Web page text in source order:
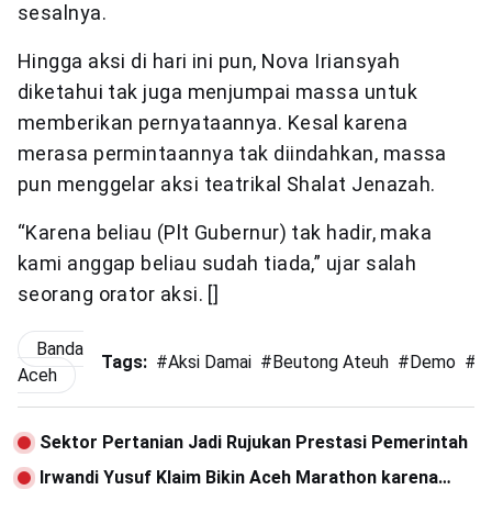
sesalnya.
Hingga aksi di hari ini pun, Nova Iriansyah
diketahui tak juga menjumpai massa untuk
memberikan pernyataannya. Kesal karena
merasa permintaannya tak diindahkan, massa
pun menggelar aksi teatrikal Shalat Jenazah.
“Karena beliau (Plt Gubernur) tak hadir, maka
kami anggap beliau sudah tiada,” ujar salah
seorang orator aksi. []
Banda
Aceh
Tags: #Aksi Damai #Beutong Ateuh #Demo #
Sektor Pertanian Jadi Rujukan Prestasi Pemerintah
Irwandi Yusuf Klaim Bikin Aceh Marathon karena